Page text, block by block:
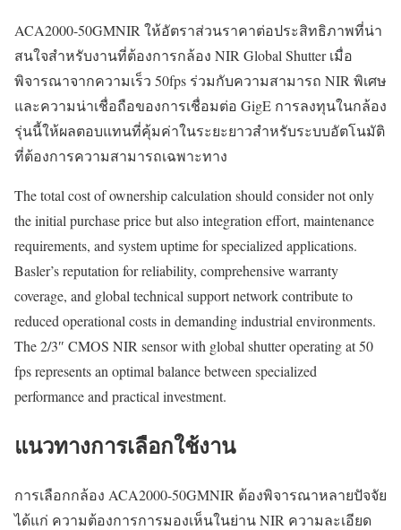
ACA2000-50GMNIR ให้อัตราส่วนราคาต่อประสิทธิภาพที่น่า
สนใจสำหรับงานที่ต้องการกล้อง NIR Global Shutter เมื่อ
พิจารณาจากความเร็ว 50fps ร่วมกับความสามารถ NIR พิเศษ
และความน่าเชื่อถือของการเชื่อมต่อ GigE การลงทุนในกล้อง
รุ่นนี้ให้ผลตอบแทนที่คุ้มค่าในระยะยาวสำหรับระบบอัตโนมัติ
ที่ต้องการความสามารถเฉพาะทาง
The total cost of ownership calculation should consider not only
the initial purchase price but also integration effort, maintenance
requirements, and system uptime for specialized applications.
Basler’s reputation for reliability, comprehensive warranty
coverage, and global technical support network contribute to
reduced operational costs in demanding industrial environments.
The 2/3″ CMOS NIR sensor with global shutter operating at 50
fps represents an optimal balance between specialized
performance and practical investment.
แนวทางการเลือกใช้งาน
การเลือกกล้อง ACA2000-50GMNIR ต้องพิจารณาหลายปัจจัย
ได้แก่ ความต้องการการมองเห็นในย่าน NIR ความละเอียด